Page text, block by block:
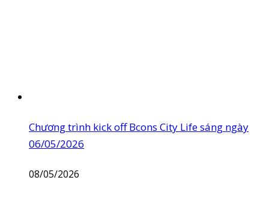
Chương trình kick off Bcons City Life sáng ngày
06/05/2026
08/05/2026